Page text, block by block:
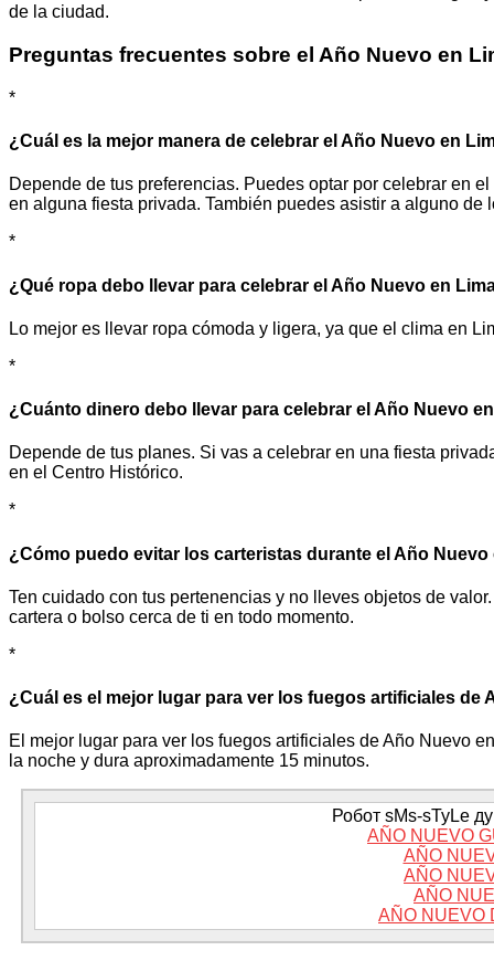
de la ciudad.
Preguntas frecuentes sobre el Año Nuevo en
*
¿Cuál es la mejor manera de celebrar el Año Nuevo en
Depende de tus preferencias. Puedes optar por celebrar en
en alguna fiesta privada. También puedes asistir a alguno
*
¿Qué ropa debo llevar para celebrar el Año Nuevo en
Lo mejor es llevar ropa cómoda y ligera, ya que el clima en
*
¿Cuánto dinero debo llevar para celebrar el Año Nuevo
Depende de tus planes. Si vas a celebrar en una fiesta
en el Centro Histórico.
*
¿Cómo puedo evitar los carteristas durante el Año Nuevo
Ten cuidado con tus pertenencias y no lleves objetos de
cartera o bolso cerca de ti en todo momento.
*
¿Cuál es el mejor lugar para ver los fuegos artificiales de
El mejor lugar para ver los fuegos artificiales de Año Nuevo
la noche y dura aproximadamente 15 minutos.
Робот sMs-sTyLe
AÑO NUEVO
AÑO
AÑO
AÑO
AÑO NUEVO